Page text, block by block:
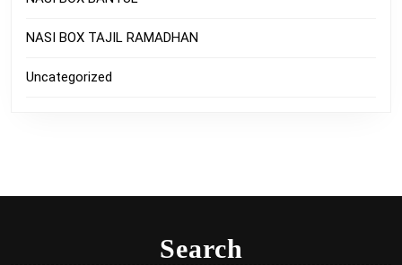
NASI BOX TAJIL RAMADHAN
Uncategorized
Search